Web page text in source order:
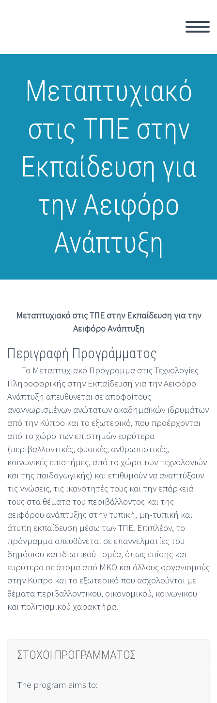
Μεταπτυχιακό
στις ΤΠΕ στην
Εκπαίδευση για
την Αειφόρο
Ανάπτυξη
Μεταπτυχιακό στις ΤΠΕ στην Εκπαίδευση για την
Αειφόρο Ανάπτυξη
Περιγραφή Προγράμματος
Το Μεταπτυχιακό Πρόγραμμα στις Τεχνολογίες
Πληροφορικής στην Εκπαίδευση για την Αειφόρο
Ανάπτυξη απευθύνεται σε αποφοίτους
αναγνωρισμένων ανώτατων ακαδημαϊκών ιδρυμάτων
από την Κύπρο και το εξωτερικό, που προέρχονται
από το χώρο των επιστημών ευρύτερα
(περιβαλλοντικές, φυσικές, ανθρωπιστικές,
κοινωνικές επιστήμες, από το χώρο των τεχνολογιών
και της παιδαγωγικής) και επιθυμούν να αναπτύξουν
τις γνώσεις, τις ικανότητές τους και την επάρκειά
τους στα θέματα του περιβάλλοντος και της
αειφόρου ανάπτυξης στην τυπική, μη-τυπική και
άτυπη εκπαίδευση μέσω των ΤΠΕ. Επιπλέον, το
πρόγραμμα απευθύνεται σε επαγγελματίες του
δημόσιου και ιδιωτικού τομέα, όπως επίσης και
ευρύτερα σε άτομα από ΜΚΟ και άλλους οργανισμούς
στην Κύπρο και το εξωτερικό που ασχολούνται με
θέματα περιβαλλοντικού, οικονομικού, κοινωνικού
και πολιτισμικού χαρακτήρα.
ΣΤΟΧΟΙ ΠΡΟΓΡΑΜΜΑΤΟΣ
The program aims to: